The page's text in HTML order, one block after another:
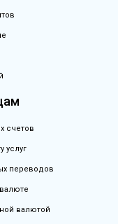
счетов
услуг
переводов
валютой